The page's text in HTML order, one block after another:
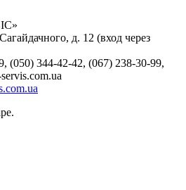
д. 12 (вход через
(050) 344-42-42, (067) 238-30-99,